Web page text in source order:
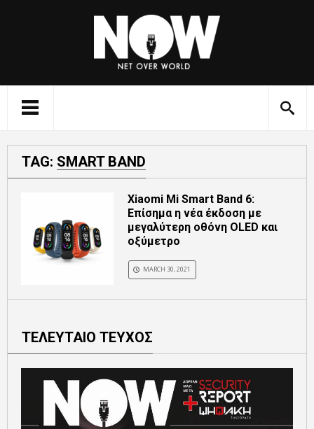
TAG: SMART BAND
Xiaomi Mi Smart Band 6:
Επίσημα η νέα έκδοση με
μεγαλύτερη οθόνη OLED και
οξύμετρο
MARCH 30, 2021
ΤΕΛΕΥΤΑΙΟ ΤΕΥΧΟΣ